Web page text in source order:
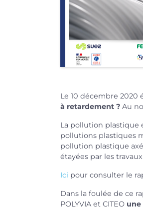
Le 10 décembre 2020
à retardement ? Au
La pollution plastique
pollutions plastiques
pollution plastique
étayées par les
Ici pour consulter le
Dans la foulée de ce
POLYVIA et CITEO une